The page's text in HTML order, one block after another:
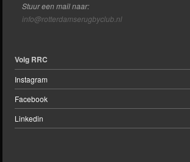
Stuur een mail naar:
info@rotterdamserugbyclub.nl
Volg RRC
Instagram
Facebook
Linkedin